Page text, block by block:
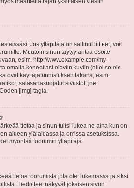
määritellä rajan yksittäisen viestin
Jos ylläpitäjä on sallinut liitteet, voit
Muutoin sinun täytyy antaa osoite
esim. http://www.example.com/my-
omalla koneellasi oleviin kuviin (ellei se ole
ovat käyttäjätunnistuksen takana, esim.
salasanasuojatut sivustot, jne.
[img]-tagia.
tietoa ja sinun tulisi lukea ne aina kun on
alueen ylälaidassa ja omissa asetuksissa.
myöntää foorumin ylläpitäjä.
tietoa foorumista jota olet lukemassa ja siksi
Tiedotteet näkyvät jokaisen sivun